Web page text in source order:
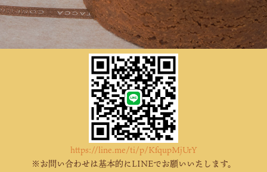
https://line.me/ti/p/KfqupMjUrY
※お問い合わせは基本的にLINEでお願いいたします。